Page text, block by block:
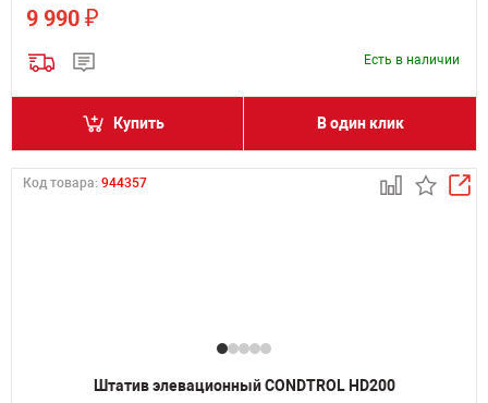
9 990 ₽
Есть в наличии
Купить В один клик
Код товара: 944357
Штатив элевационный CONDTROL HD200